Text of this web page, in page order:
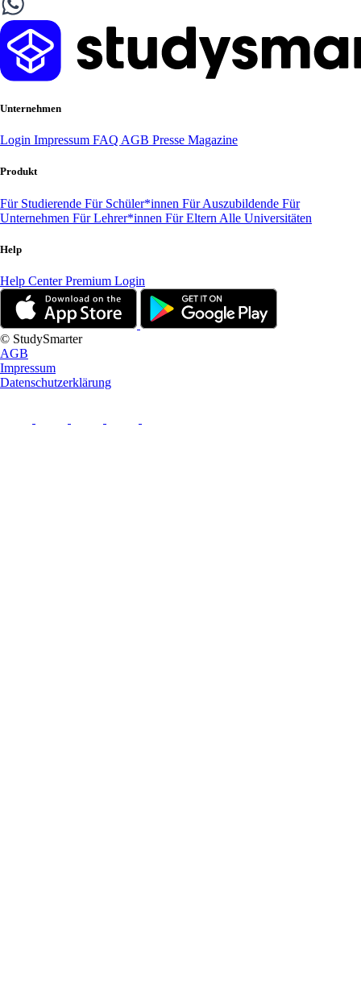
Unternehmen
Login Impressum FAQ AGB Presse Magazine
Produkt
Für Studierende Für Schüler*innen Für Auszubildende Für
Unternehmen Für Lehrer*innen Für Eltern Alle Universitäten
Help
Help CenterPremium Login
© StudySmarter
AGB
Impressum
Datenschutzerklärung